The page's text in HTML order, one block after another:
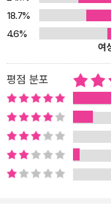
『여행자를 위한 교토 답사
사와 문화적 향기를 느끼
제1부는 교토의 전사(前史
었다. 여기서 우리는 백제
일본과 한반도의 깊은 연
교토가 역사적 도시로 발
광륭사(廣隆寺, 고류지),
이나리 신사(伏見稻荷大
도) 등 여행자들이 익히 알
18.7%
4.6%
여
평점 분포